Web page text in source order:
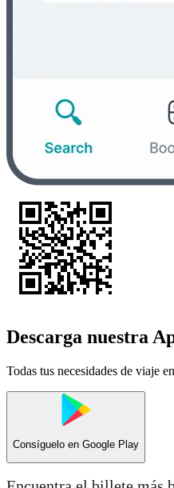
Descarga nuestra
Todas tus necesidades de viaje
Consíguelo en Google Play